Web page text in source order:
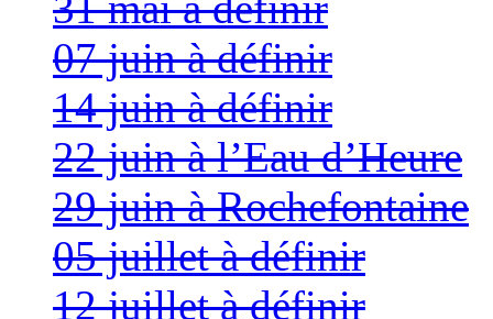
07 juin à définir
14 juin à définir
22 juin à l’Eau d’Heure
29 juin à Rochefontaine
05 juillet à définir
12 juillet à définir